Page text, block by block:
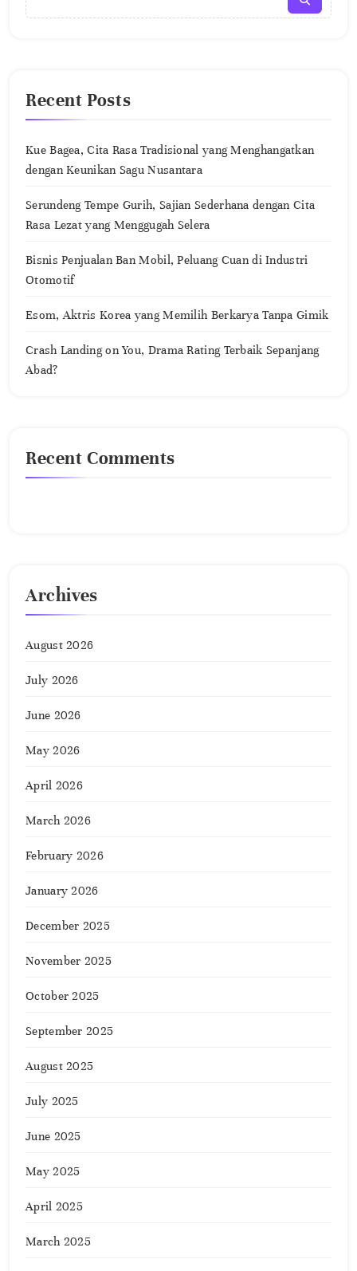
Recent Posts
Kue Bagea, Cita Rasa Tradisional yang Menghangatkan
dengan Keunikan Sagu Nusantara
Serundeng Tempe Gurih, Sajian Sederhana dengan Cita
Rasa Lezat yang Menggugah Selera
Bisnis Penjualan Ban Mobil, Peluang Cuan di Industri
Otomotif
Esom, Aktris Korea yang Memilih Berkarya Tanpa Gimik
Crash Landing on You, Drama Rating Terbaik Sepanjang
Abad?
Recent Comments
Archives
August 2026
July 2026
June 2026
May 2026
April 2026
March 2026
February 2026
January 2026
December 2025
November 2025
October 2025
September 2025
August 2025
July 2025
June 2025
May 2025
April 2025
March 2025